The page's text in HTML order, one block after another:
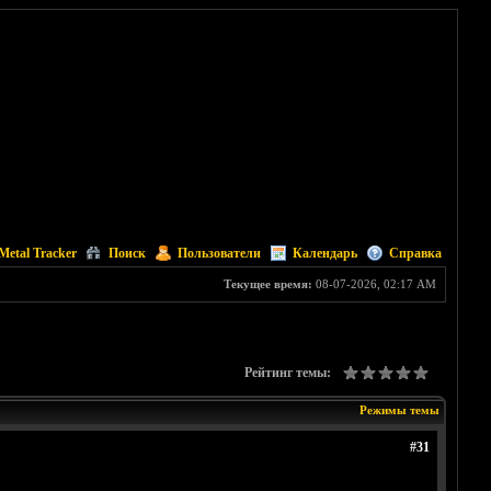
Tracker Поиск Пользователи Календарь Справка
Текущее время: 08-07-2026, 02:17 AM
Рейтинг темы:
Режимы темы
#31